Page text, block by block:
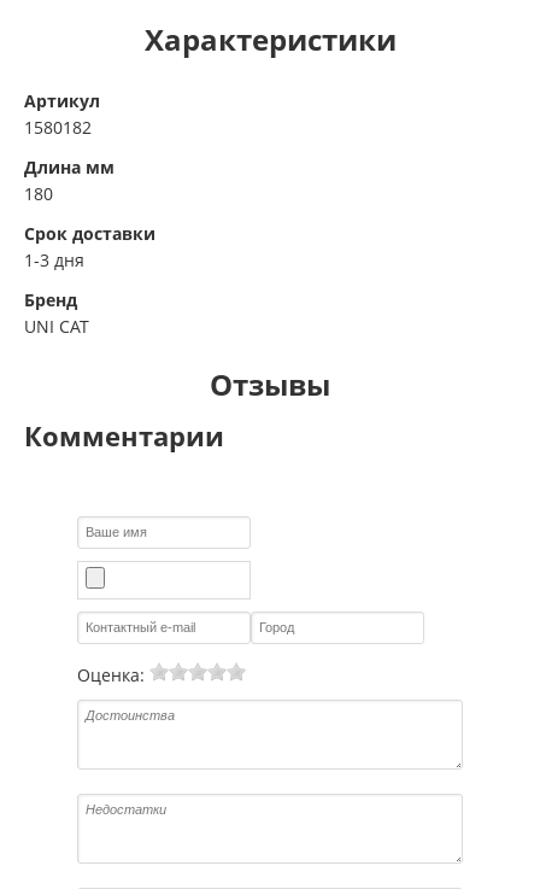
Характеристики
Артикул
1580182
Длина мм
180
Срок доставки
1-3 дня
Бренд
UNI CAT
Отзывы
Комментарии
Оценка: